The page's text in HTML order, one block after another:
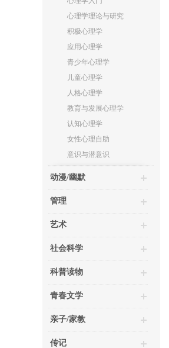
心理学理论与研究
积极心理学
应用心理学
青少年心理学
儿童心理学
人格心理学
教育与发展心理学
认知心理学
女性心理自助
意识与潜意识
动漫/幽默
管理
艺术
社会科学
科普读物
青春文学
亲子/家教
传记